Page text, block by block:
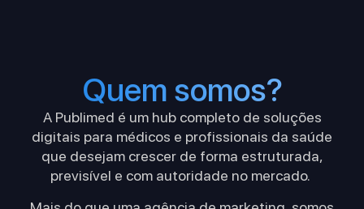
Quem somos?
A Publimed é um hub completo de soluções
digitais para médicos e profissionais da saúde
que desejam crescer de forma estruturada,
previsível e com autoridade no mercado.